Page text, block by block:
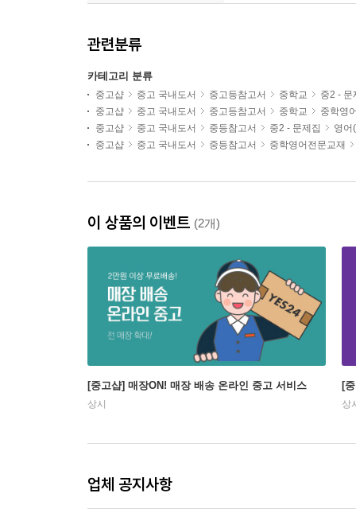
관련분류
카테고리 분류
중고샵 중고 국내도서 중고등참고서 중학교
중2 - 문
중고샵
중고 국내도서 중고등참고서 중학교
중학영
중고샵
중고 국내도서 중등참고서 중2 - 문제집
영어
중고샵
중고 국내도서 중등참고서 중학영어전문교재
이 상품의 이벤트 (2개)
[중고샵] 매장ON! 매장 배송 온라인 중고 서비스
상시
[
상
업체 공지사항